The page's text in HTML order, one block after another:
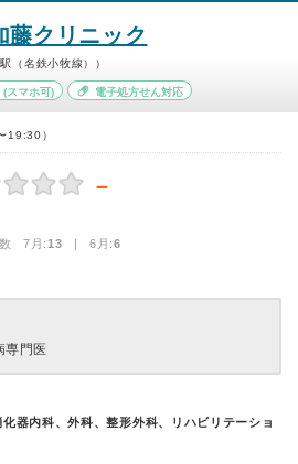
藤クリニック
（名鉄小牧線））
(スマホ可) 電子処方せん対応
19:30）
－
数 7月:13 | 6月:6
専門医
器内科、外科、整形外科、リハビリテーショ